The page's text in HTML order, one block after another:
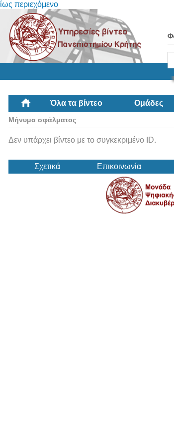
περιεχόμενο
Όλα τα βίντεο Ομάδες
Μήνυμα σφάλματος
Δεν υπάρχει βίντεο με το συγκεκριμένο ID.
Σχετικά Επικοινωνία